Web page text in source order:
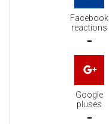
Facebook
reactions
-
Google
pluses
-